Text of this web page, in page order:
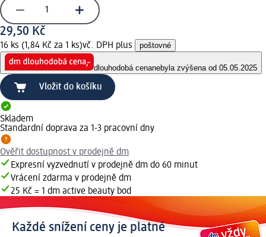
29,50 Kč
16 ks (1,84 Kč za 1 ks)vč. DPH plus poštovné
dlouhodobá cenanebyla zvýšena od 05.05.2025
Vložit do košíku
Skladem
Standardní doprava za 1-3 pracovní dny
Ověřit dostupnost v prodejně dm
Expresní vyzvednutí v prodejně dm do 60 minut
Vrácení zdarma v prodejně dm
25 Kč = 1 dm active beauty bod
Každé snížení ceny je platné